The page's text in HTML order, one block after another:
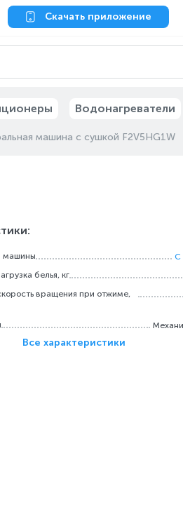
Скачать приложение
Водонагреватели
машина с сушкой F2V5HG1W
машины
С
белья, кг
вращения при отжиме,
Все характеристики